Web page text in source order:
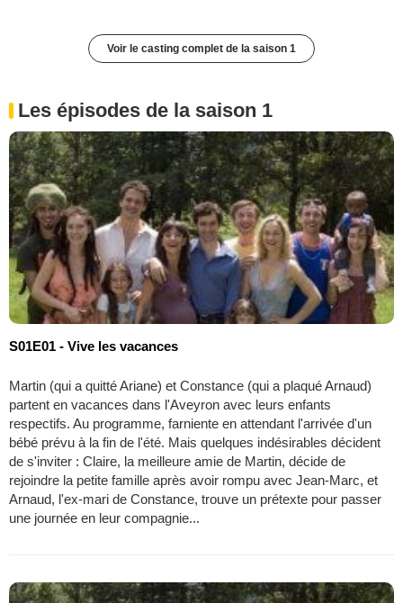
Voir le casting complet de la saison 1
Les épisodes de la saison 1
S01E01 - Vive les vacances
Martin (qui a quitté Ariane) et Constance (qui a plaqué Arnaud)
partent en vacances dans l'Aveyron avec leurs enfants
respectifs. Au programme, farniente en attendant l'arrivée d'un
bébé prévu à la fin de l'été. Mais quelques indésirables décident
de s'inviter : Claire, la meilleure amie de Martin, décide de
rejoindre la petite famille après avoir rompu avec Jean-Marc, et
Arnaud, l'ex-mari de Constance, trouve un prétexte pour passer
une journée en leur compagnie...